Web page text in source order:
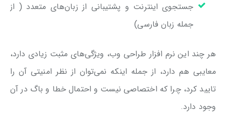
جستجوی اینترنت و پشتیبانی از زبان‌های متعدد ( از
جمله زبان فارسی)
هر چند این نرم افزار طراحی وب، ویژگی‌های مثبت زیادی دارد،
معایبی هم دارد، از جمله اینکه نمی‌توان از نظر امنیتی آن را
تایید کرد، چرا که اختصاصی نیست و احتمال خطا و باگ در آن
وجود دارد.